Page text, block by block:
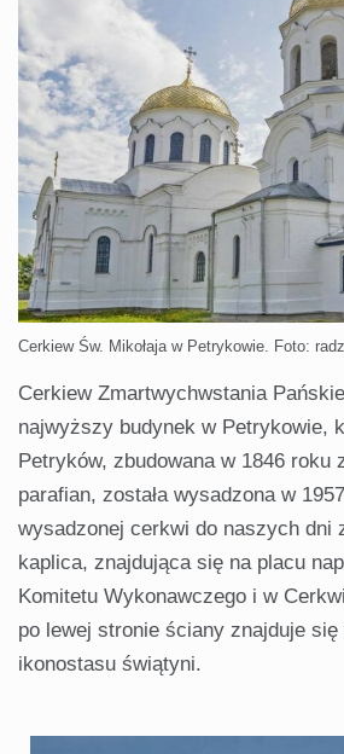
Cerkiew Św. Mikołaja w Petrykowie. Foto:
Cerkiew Zmartwychwstania
najwyższy budynek w Petrykowie,
Petryków, zbudowana w 1846 roku
parafian, została wysadzona w
wysadzonej cerkwi do naszych dni
kaplica, znajdująca się na placu
Komitetu Wykonawczego i w
po lewej stronie ściany znajduje się
ikonostasu świątyni.